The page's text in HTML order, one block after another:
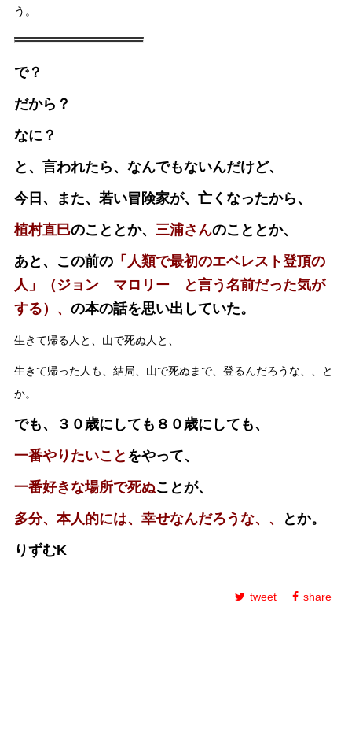
う。
で？
だから？
なに？
と、言われたら、なんでもないんだけど、
今日、また、若い冒険家が、亡くなったから、
植村直巳のこととか、 三浦さんのこととか、
あと、この前の 「人類で最初のエベレスト登頂の
人」（ジョン マロリー と言う名前だった気が
する）、 の本の話を思い出していた。
生きて帰る人と、山で死ぬ人と、
生きて帰った人も、結局、山で死ぬまで、登るんだろうな、、と
か。
でも、３０歳にしても８０歳にしても、
一番やりたいこと をやって、
一番好きな場所で死ぬことが、
多分、本人的には、幸せなんだろうな、、
とか。
りずむK
tweet share